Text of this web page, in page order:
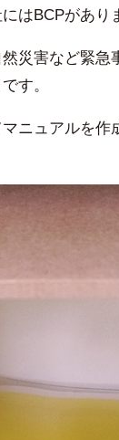
はBCPがあり
災害など緊
す。
ニュアルを